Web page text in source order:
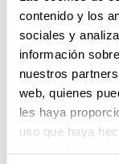
contenido y los
sociales y
información
nuestros
web, quienes
les haya
uso que haya
en
sus